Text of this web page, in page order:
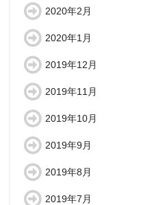
2020年2月
2020年1月
2019年12月
2019年11月
2019年10月
2019年9月
2019年8月
2019年7月